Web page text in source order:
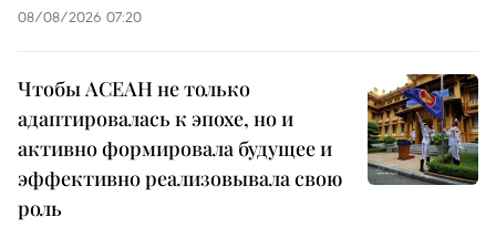
08/08/2026 07:20
Чтобы АСЕАН не только
адаптировалась к эпохе, но и
активно формировала будущее и
эффективно реализовывала свою
роль